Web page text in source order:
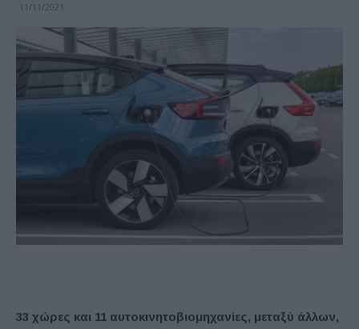
11/11/2021
33 χώρες και 11 αυτοκινητοβιομηχανίες, μεταξύ άλλων,